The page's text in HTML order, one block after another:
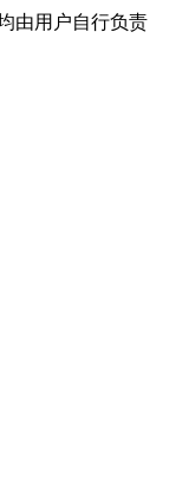
由用户自行负责